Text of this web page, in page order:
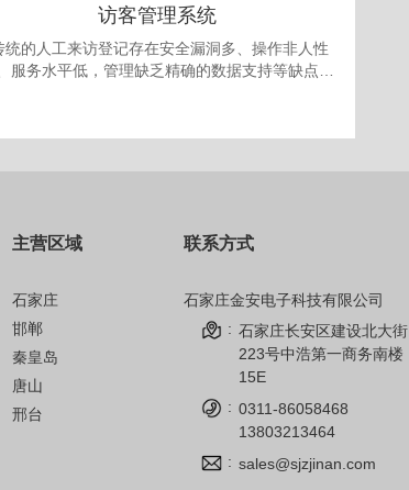
访客管理系统
统的人工来访登记存在安全漏洞多、操作非人性
服务水平低，管理缺乏精确的数据支持等缺点。
，进入单位进行作案。发案后追查却有可能发现
客机管理系统，技术先进、操作简单、性能可靠，
构、公安、院校安全保卫管理的得力助手。
主营区域
石家庄
邯郸
秦皇岛
唐山
邢台
联系方式
石家庄金安电子科技有限公司
: 石家庄长安区建设北大街
223号中浩第一商务南楼
15E
: 0311-86058468
13803213464
: sales@sjzjinan.com